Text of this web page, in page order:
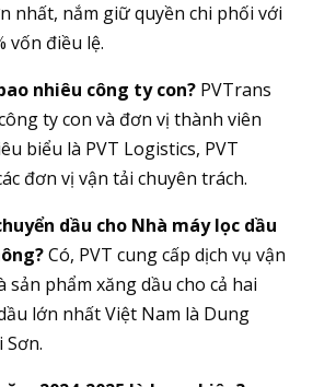
nhất, nắm giữ quyền chi phối với
vốn điều lệ.
nhiêu công ty con?PVTrans
ty con và đơn vị thành viên
biểu là PVT Logistics, PVT
đơn vị vận tải chuyên trách.
dầu cho Nhà máy lọc dầu
Có, PVT cung cấp dịch vụ vận
sản phẩm xăng dầu cho cả hai
lớn nhất Việt Nam là Dung
Sơn.